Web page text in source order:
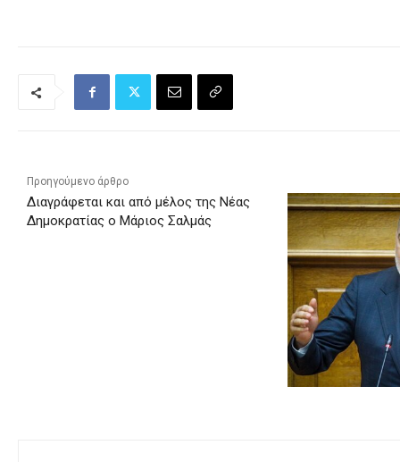
Προηγούμενο άρθρο
Διαγράφεται και από μέλος της Νέας
Δημοκρατίας ο Μάριος Σαλμάς